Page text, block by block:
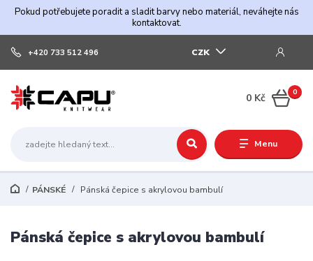
Pokud potřebujete poradit a sladit barvy nebo materiál, neváhejte nás
kontaktovat.
Menu
CZK
+420 733 512 496
0
0 Kč
PÁNSKÉ Pánská čepice s akrylovou bambulí
Pánská čepice s akrylovou bambulí